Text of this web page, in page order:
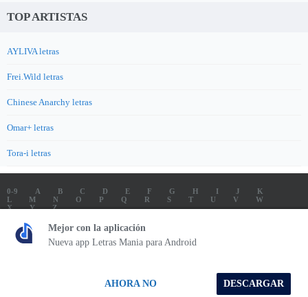
TOP ARTISTAS
AYLIVA letras
Frei.Wild letras
Chinese Anarchy letras
Omar+ letras
Tora-i letras
0-9 A B C D E F G H I J
K
L
M N O P Q R S T V
W
X
Y
Z
LETRAS
SOUNDTRACK LETRAS
TOP 100 LETRAS
ENVIA LETRAS
Letrasmania.com - Copyright © 2026 - All Rights Reserved
Mejor con la aplicación
Nueva app Letras Mania para Android
DESCARGAR
AHORA NO